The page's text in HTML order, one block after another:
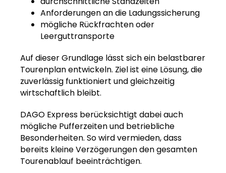
Anforderungen an die Ladungssicherung
mögliche Rückfrachten oder
Leerguttransporte
Auf dieser Grundlage lässt sich ein belastbarer
Tourenplan entwickeln. Ziel ist eine Lösung, die
zuverlässig funktioniert und gleichzeitig
wirtschaftlich bleibt.
DAGO Express berücksichtigt dabei auch
mögliche Pufferzeiten und betriebliche
Besonderheiten. So wird vermieden, dass
bereits kleine Verzögerungen den gesamten
Tourenablauf beeinträchtigen.